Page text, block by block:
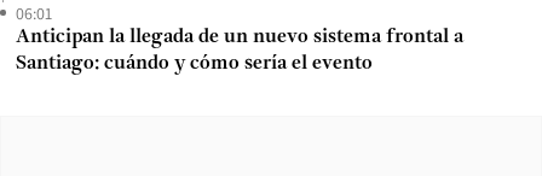
06:01
Anticipan la llegada de un nuevo sistema frontal a
Santiago: cuándo y cómo sería el evento